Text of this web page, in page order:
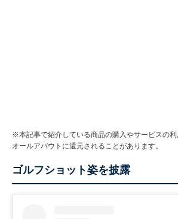
※本記事で紹介している商品の購入やサービスの
オールアバウトに還元されることがあります。
ゴルフショット姿を披露